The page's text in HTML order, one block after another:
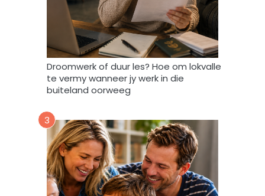
r
i
F
o
u
m
m
y
d
a
Droomwerk of duur les? Hoe om lokvalle
te vermy wanneer jy werk in die
buiteland oorweeg
3